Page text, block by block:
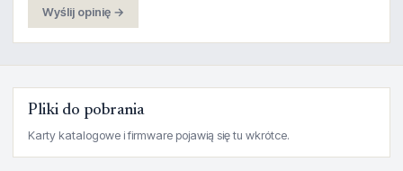
Wyślij opinię →
Pliki do pobrania
Karty katalogowe i firmware pojawią się tu wkrótce.